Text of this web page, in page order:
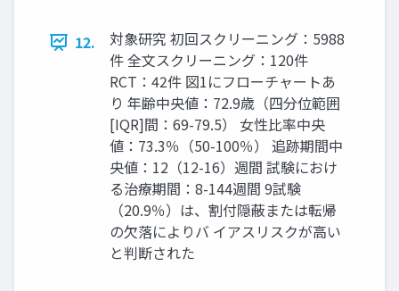
12.
対象研究 初回スクリーニング：5988
件 全文スクリーニング：120件
RCT：42件 図1にフローチャートあ
り 年齢中央値：72.9歳（四分位範囲
[IQR]間：69-79.5） 女性比率中央
値：73.3％（50-100％） 追跡期間中
央値：12（12-16）週間 試験におけ
る治療期間：8-144週間 9試験
（20.9％）は、割付隠蔽または転帰
の欠落によりバ イアスリスクが高い
と判断された